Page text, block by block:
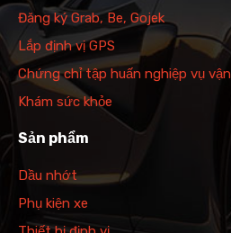
Đăng ký Grab, Be, Gojek
Lắp định vị GPS
Chứng chỉ tập huấn nghiệp vụ
Khám sức khỏe
Sản phẩm
Dầu nhớt
Phụ kiện xe